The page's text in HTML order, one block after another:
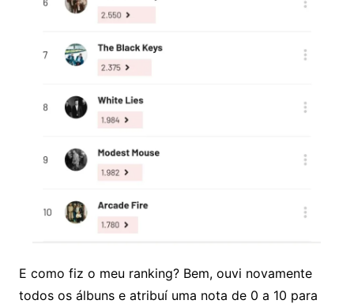
E como fiz o meu ranking? Bem, ouvi novamente
todos os álbuns e atribuí uma nota de 0 a 10 para